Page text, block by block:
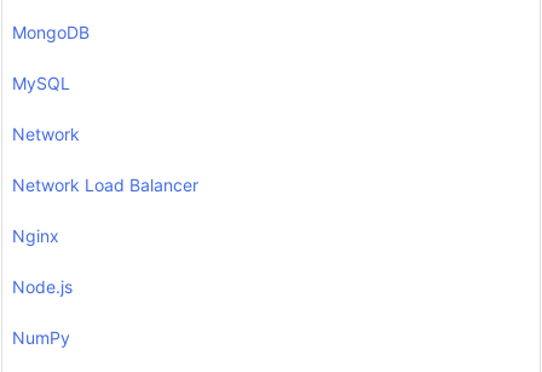
MongoDB
MySQL
Network
Network Load Balancer
Nginx
Node.js
NumPy